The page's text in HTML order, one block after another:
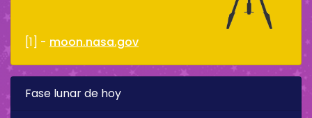
[1] - moon.nasa.gov
Fase lunar de hoy